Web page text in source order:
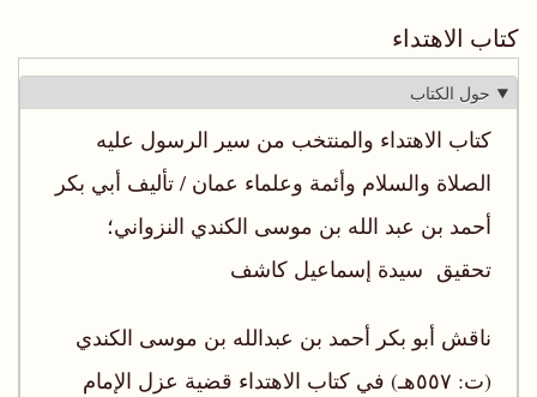
كتاب الاهتداء
حول الكتاب
كتاب الاهتداء والمنتخب من سير الرسول عليه
الصلاة والسلام وأئمة وعلماء عمان / تأليف أبي بكر
أحمد بن عبد الله بن موسى الكندي النزواني؛
تحقيق سيدة إسماعيل كاشف
ناقش أبو بكر أحمد بن عبدالله بن موسى الكندي
(ت: ٥٥٧هـ) في كتاب الاهتداء قضية عزل الإمام